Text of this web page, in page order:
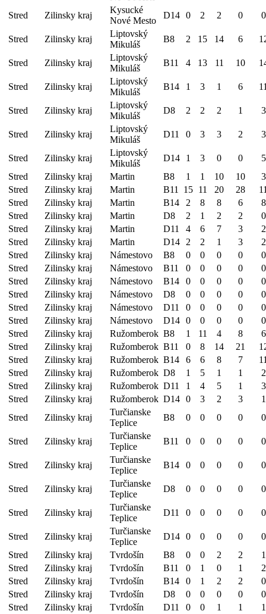
Stred Zilinsky kraj
Kysucké
Nové Mesto
D14 0 2 2 0 0
Stred Zilinsky kraj
Liptovský
Mikuláš
B8 2 15 14 6
Stred Zilinsky kraj
Liptovský
Mikuláš
B11 4 13 11 10
Stred Zilinsky kraj
Liptovský
Mikuláš
B14 1 3 1 6
Stred Zilinsky kraj
Liptovský
Mikuláš
D8 2 2 2 1 3
Stred Zilinsky kraj
Liptovský
Mikuláš
D11 0 3 3 2 3
Stred Zilinsky kraj
Liptovský
Mikuláš
D14 1 3 0 0
5
Stred
Zilinsky kraj Martin B8 1 1 10 10
3
Stred
Zilinsky kraj Martin B11 15 11 20 28
Stred
Zilinsky kraj Martin B14 2 8 8 6
8
Stred
Zilinsky kraj Martin D8 2 1 2 2
0
Stred
Zilinsky kraj Martin D11 4 6 7 3
2
Stred
Zilinsky kraj Martin D14 2 2 1 3
2
Stred
Zilinsky kraj Námestovo B8 0 0 0 0
0
Stred
Zilinsky kraj Námestovo B11 0 0 0 0
0
Stred
Zilinsky kraj Námestovo B14 0 0 0 0
0
Stred
Zilinsky kraj Námestovo D8 0 0 0 0
0
Stred
Zilinsky kraj Námestovo D11 0 0 0 0
0
Stred
Zilinsky kraj Námestovo D14 0 0 0 0
0
Stred
Zilinsky kraj Ružomberok B8 1 11 4 8
6
Stred
Zilinsky kraj Ružomberok B11 0 8 14 21
Stred
Zilinsky kraj Ružomberok B14 6 6 8 7
Stred
Zilinsky kraj Ružomberok D8 1 5 1 1
2
Stred
Zilinsky kraj Ružomberok D11 1 4 5 1
3
Stred
Zilinsky kraj Ružomberok D14 0 3 2 3
1
Stred
Zilinsky kraj
Turčianske
Teplice
B8 0 0 0 0 0
Stred Zilinsky kraj
Turčianske
Teplice
B11 0 0 0 0 0
Stred Zilinsky kraj
Turčianske
Teplice
B14 0 0 0 0 0
Stred Zilinsky kraj
Turčianske
Teplice
D8 0 0 0 0 0
Stred Zilinsky kraj
Turčianske
Teplice
D11 0 0 0 0 0
Stred Zilinsky kraj
Turčianske
Teplice
D14 0 0 0 0
0
Stred
Zilinsky kraj Tvrdošín B8 0 0 2 2
1
Stred
Zilinsky kraj Tvrdošín B11 0 1 0 1
2
Stred
Zilinsky kraj Tvrdošín B14 0 1 2 2
0
Stred
Zilinsky kraj Tvrdošín D8 0 0 0 0
0
Stred
Zilinsky kraj Tvrdošín D11 0 0 1 1
1